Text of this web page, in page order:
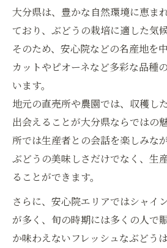
大分県は、豊かな自然環境に恵ま
ており、ぶどうの栽培に適した気
そのため、安心院などの名産地を
カットやピオーネなど多彩な品種
います。
地元の直売所や農園では、収穫し
出会えることが大分県ならではの
所では生産者との会話を楽しみな
ぶどうの美味しさだけでなく、生
ることができます。
さらに、安心院エリアではシャイ
が多く、旬の時期には多くの人で
か味わえないフレッシュなぶどう